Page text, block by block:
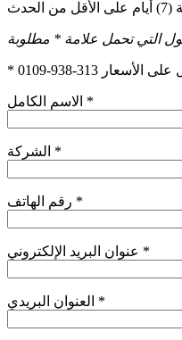
التي تحمل علامة * مطلوبة
313-938-0109
الاسم الكامل *
الشركة *
رقم الهاتف *
عنوان البريد الإلكتروني *
العنوان البريدي *